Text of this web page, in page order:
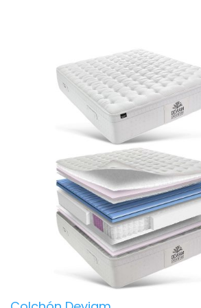
Espumación HIGH DENSITY de HR40
– Placa viscoelástica de alta calidad
ambas caras. Proporciona una alta
al contorno del cuerpo y mejor
– Tejido exterior en Cashmere
acabado en capitoné en ambas
material de alta calidad muy suave.
– Núcleo de muelles ensacados
Mayor resistencia, ventilación e
lechos. Refuerzo perimetral.